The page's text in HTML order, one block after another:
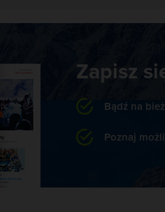
Zapisz
Bądź na
Poznaj